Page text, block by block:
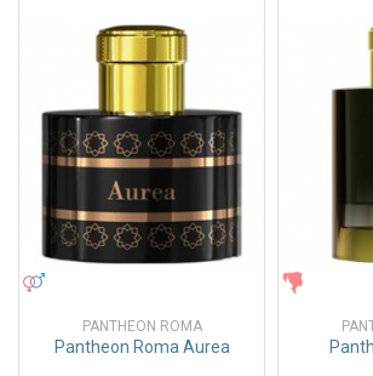
PANTHEON ROMA
Pantheon Roma Aurea